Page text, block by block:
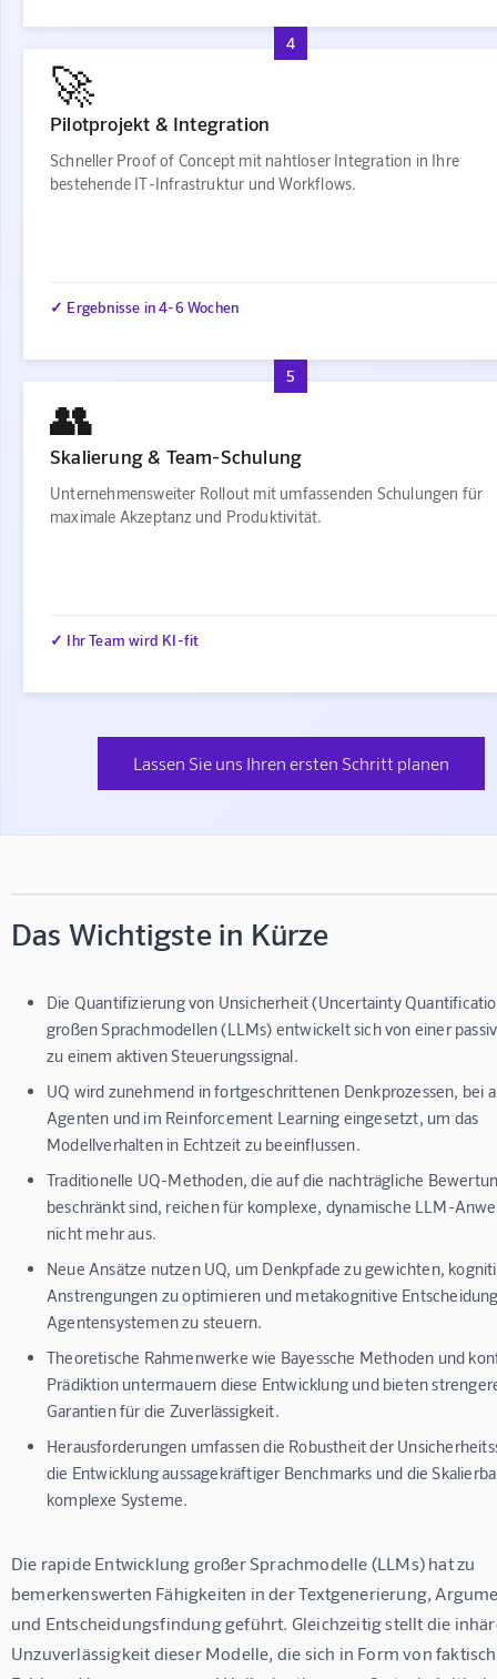
4
🚀
Pilotprojekt & Integration
Schneller Proof of Concept mit nahtloser Integration in Ihre
bestehende IT-Infrastruktur und Workflows.
✓ Ergebnisse in 4-6 Wochen
5
👥
Skalierung & Team-Schulung
Unternehmensweiter Rollout mit umfassenden Schulungen für
maximale Akzeptanz und Produktivität.
✓ Ihr Team wird KI-fit
Lassen Sie uns Ihren ersten Schritt planen
Das Wichtigste in Kürze
Die Quantifizierung von Unsicherheit (Uncertainty
großen Sprachmodellen (LLMs) entwickelt sich von einer
zu einem aktiven Steuerungssignal.
UQ wird zunehmend in fortgeschrittenen Denkprozessen, bei
Agenten und im Reinforcement Learning eingesetzt, um das
Modellverhalten in Echtzeit zu beeinflussen.
Traditionelle UQ-Methoden, die auf die nachträgliche
beschränkt sind, reichen für komplexe, dynamische LLM-
nicht mehr aus.
Neue Ansätze nutzen UQ, um Denkpfade zu gewichten,
Anstrengungen zu optimieren und metakognitive
Agentensystemen zu steuern.
Theoretische Rahmenwerke wie Bayessche Methoden und
Prädiktion untermauern diese Entwicklung und bieten
Garantien für die Zuverlässigkeit.
Herausforderungen umfassen die Robustheit der
die Entwicklung aussagekräftiger Benchmarks und die
komplexe Systeme.
Die rapide Entwicklung großer Sprachmodelle (LLMs) hat zu
bemerkenswerten Fähigkeiten in der Textgenerierung,
und Entscheidungsfindung geführt. Gleichzeitig stellt die
Unzuverlässigkeit dieser Modelle, die sich in Form von